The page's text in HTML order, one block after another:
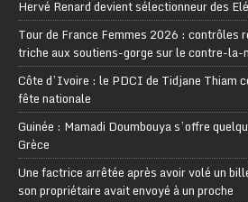
Hervé Renard devient sélectionneur des
Tour de France Femmes 2026 : contrôles
triche aux soutiens-gorge sur le contre-la-
Côte d’Ivoire : le PDCI de Tidjane Thiam
fête nationale
Guinée : Mamadi Doumbouya s’offre
Grèce
Une factrice arrêtée après avoir volé un
son propriétaire avait envoyé à un proche